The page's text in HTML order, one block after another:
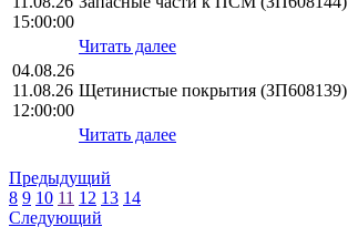
15:00:00
Читать далее
04.08.26
11.08.26
12:00:00
Щетинистые покрытия (ЗП608139)
Читать далее
Предыдущий
8 9 10 11 12 13 14
Следующий